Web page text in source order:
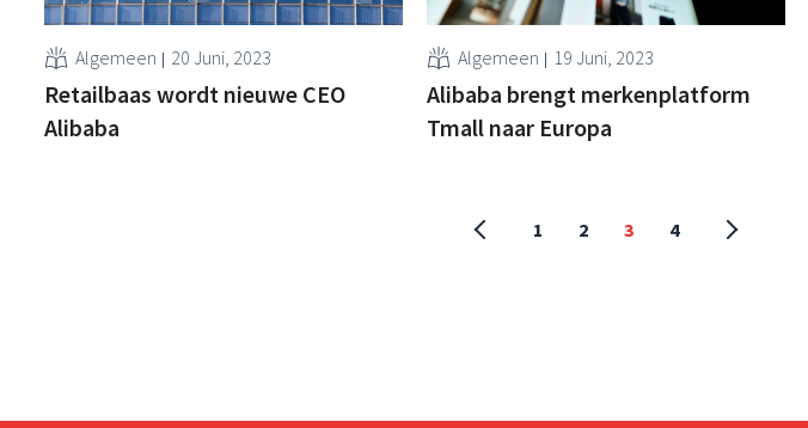
Algemeen 20 Juni, 2023
Retailbaas wordt nieuwe CEO
Alibaba
Algemeen 19 Juni, 2023
Alibaba brengt merkenplatform
Tmall naar Europa
1 2 3 4